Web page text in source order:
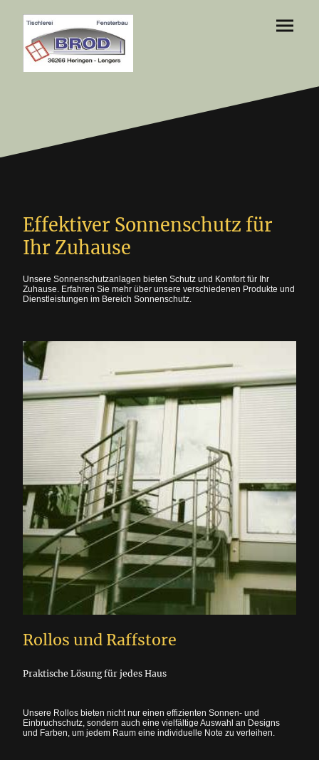
Effektiver Sonnenschutz für
Ihr Zuhause
Unsere Sonnenschutzanlagen bieten Schutz und Komfort für Ihr
Zuhause. Erfahren Sie mehr über unsere verschiedenen Produkte und
Dienstleistungen im Bereich Sonnenschutz.
Rollos und Raffstore
Praktische Lösung für jedes Haus
Unsere Rollos bieten nicht nur einen effizienten Sonnen- und
Einbruchschutz, sondern auch eine vielfältige Auswahl an Designs
und Farben, um jedem Raum eine individuelle Note zu verleihen.